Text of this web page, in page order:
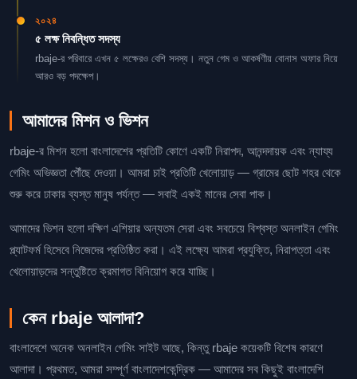
২০২৪
৫ লক্ষ নিবন্ধিত সদস্য
rbaje-র পরিবারে এখন ৫ লক্ষেরও বেশি সদস্য। নতুন গেম ও আকর্ষণীয় বোনাস অফার নিয়ে
আরও বড় পদক্ষেপ।
আমাদের মিশন ও ভিশন
rbaje-র মিশন হলো বাংলাদেশের প্রতিটি কোণে একটি নিরাপদ, আনন্দদায়ক এবং ন্যায্য
গেমিং অভিজ্ঞতা পৌঁছে দেওয়া। আমরা চাই প্রতিটি খেলোয়াড় — গ্রামের ছোট শহর থেকে
শুরু করে ঢাকার ব্যস্ত মানুষ পর্যন্ত — সবাই একই মানের সেবা পাক।
আমাদের ভিশন হলো দক্ষিণ এশিয়ার অন্যতম সেরা এবং সবচেয়ে বিশ্বস্ত অনলাইন গেমিং
প্ল্যাটফর্ম হিসেবে নিজেদের প্রতিষ্ঠিত করা। এই লক্ষ্যে আমরা প্রযুক্তি, নিরাপত্তা এবং
খেলোয়াড়দের সন্তুষ্টিতে ক্রমাগত বিনিয়োগ করে যাচ্ছি।
কেন rbaje আলাদা?
বাংলাদেশে অনেক অনলাইন গেমিং সাইট আছে, কিন্তু rbaje কয়েকটি বিশেষ কারণে
আলাদা। প্রথমত, আমরা সম্পূর্ণ বাংলাদেশকেন্দ্রিক — আমাদের সব কিছুই বাংলাদেশি